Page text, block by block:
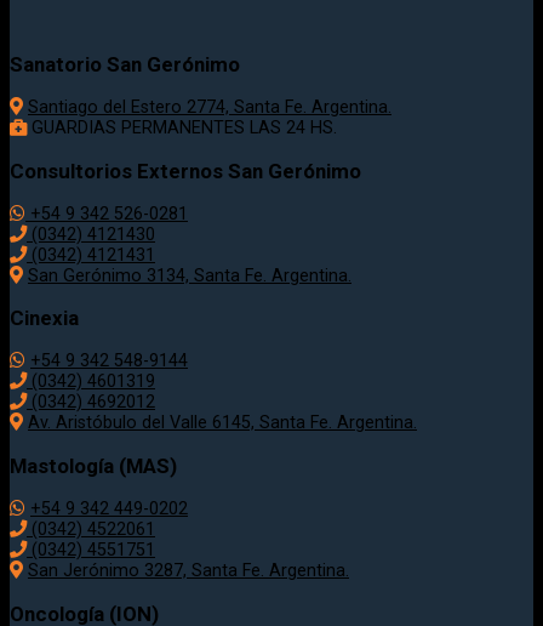
Sanatorio San Gerónimo
Santiago del Estero 2774, Santa Fe. Argentina.
GUARDIAS PERMANENTES LAS 24 HS.
Consultorios Externos San Gerónimo
+54 9 342 526-0281
(0342) 4121430
(0342) 4121431
San Gerónimo 3134, Santa Fe. Argentina.
Cinexia
+54 9 342 548-9144
(0342) 4601319
(0342) 4692012
Av. Aristóbulo del Valle 6145, Santa Fe. Argentina.
Mastología (MAS)
+54 9 342 449-0202
(0342) 4522061
(0342) 4551751
San Jerónimo 3287, Santa Fe. Argentina.
Oncología (ION)